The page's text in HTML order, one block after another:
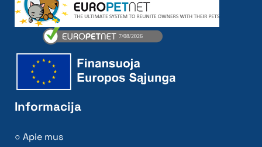
Informacija
Apie mus